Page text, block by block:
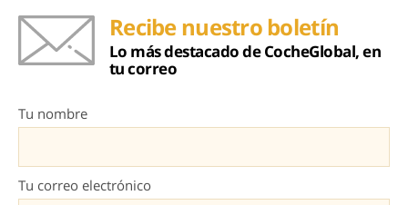
Recibe nuestro boletín
Lo más destacado de CocheGlobal, en
tu correo
Tu nombre
Tu correo electrónico